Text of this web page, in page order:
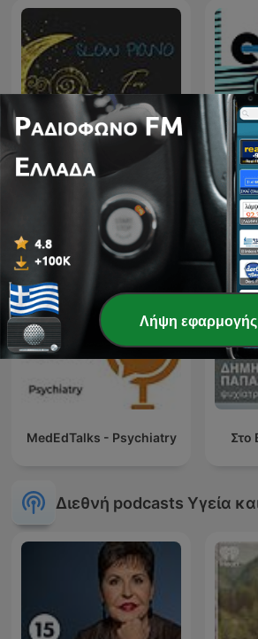
Slow Piano for Sleep -
Music for Sleep,
Meditation and Relaxation
MedEdTalks - Psychiatry Στο
Διεθνή podcasts Υγεία
Λήψη εφαρμογής